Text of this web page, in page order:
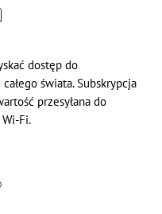
dostęp do
świata. Subskrypcja
przesyłana do
Fi.